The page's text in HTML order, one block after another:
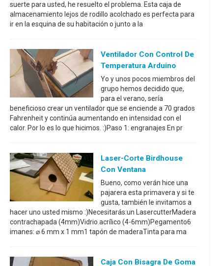
suerte para usted, he resuelto el problema. Esta caja de
almacenamiento lejos de rodillo acolchado es perfecta para
ir en la esquina de su habitación o junto a la
Ventilador Con Control De
Temperatura Arduino
Yo y unos pocos miembros del
grupo hemos decidido que,
para el verano, sería
beneficioso crear un ventilador que se enciende a 70 grados
Fahrenheit y continúa aumentando en intensidad con el
calor. Por lo es lo que hicimos. :)Paso 1: engranajes En pr
Laser-Corte Birdhouse
Con Ventana
Bueno, como verán hice una
pajarera esta primavera y si te
gusta, también le invitamos a
hacer uno usted mismo :)Necesitarás:un LasercutterMadera
contrachapada (4mm)Vidrio acrílico (4-6mm)Pegamento6
imanes: ⌀ 6 mm x 1 mm1 tapón de maderaTinta para ma
Caja Con Bisagra De Goma